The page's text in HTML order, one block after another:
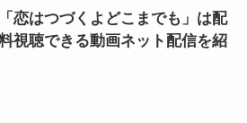
恋はつづくよどこまでも」は配
視聴できる動画ネット配信を紹